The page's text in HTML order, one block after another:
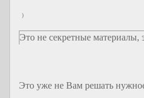
)
Это не секретные материалы,
Это уже не Вам решать